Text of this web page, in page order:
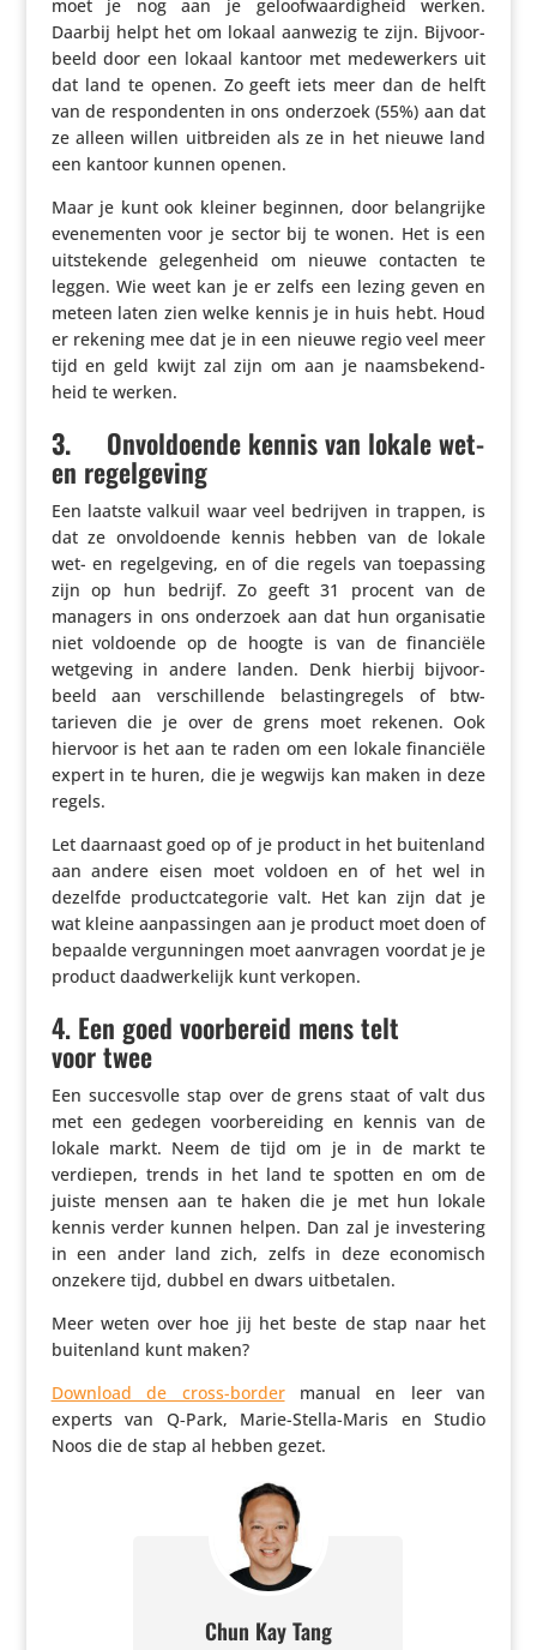
moet je nog aan je geloof­waar­dig­heid werken.
Daarbij helpt het om lokaal aanwezig te zijn. Bijvoor­
beeld door een lokaal kantoor met mede­wer­kers uit
dat land te openen. Zo geeft iets meer dan de helft
van de respon­denten in ons onderzoek (55%) aan dat
ze alleen willen uitbreiden als ze in het nieuwe land
een kantoor kunnen openen.
Maar je kunt ook kleiner beginnen, door belang­rijke
evene­menten voor je sector bij te wonen. Het is een
uitste­kende gele­gen­heid om nieuwe contacten te
leggen. Wie weet kan je er zelfs een lezing geven en
meteen laten zien welke kennis je in huis hebt. Houd
er rekening mee dat je in een nieuwe regio veel meer
tijd en geld kwijt zal zijn om aan je naams­be­kend­
heid te werken.
3.​ ​ ​ ​ Onvoldoende kennis van lokale wet-
en regelgeving
Een laatste valkuil waar veel bedrijven in trappen, is
dat ze onvol­doende kennis hebben van de lokale
wet- en regel­ge­ving, en of die regels van toepas­sing
zijn op hun bedrijf. Zo geeft 31 procent van de
managers in ons onderzoek aan dat hun orga­ni­satie
niet voldoende op de hoogte is van de finan­ciële
wetgeving in andere landen. Denk hierbij bijvoor­
beeld aan verschil­lende belas­ting­re­gels of btw-
tarieven die je over de grens moet rekenen. Ook
hiervoor is het aan te raden om een lokale finan­ciële
expert in te huren, die je wegwijs kan maken in deze
regels.
Let daarnaast goed op of je product in het buiten­land
aan andere eisen moet voldoen en of het wel in
dezelfde product­ca­te­gorie valt. Het kan zijn dat je
wat kleine aanpas­singen aan je product moet doen of
bepaalde vergun­ningen moet aanvragen voordat je je
product daad­wer­ke­lijk kunt verkopen.
4. Een goed voorbereid mens telt
voor twee
Een succes­volle stap over de grens staat of valt dus
met een gedegen voor­be­rei­ding en kennis van de
lokale markt. Neem de tijd om je in de markt te
verdiepen, trends in het land te spotten en om de
juiste mensen aan te haken die je met hun lokale
kennis verder kunnen helpen. Dan zal je inves­te­ring
in een ander land zich, zelfs in deze econo­misch
onzekere tijd, dubbel en dwars uitbetalen.
Meer weten over hoe jij het beste de stap naar het
buiten­land kunt maken?
Download de cross-bordermanual en leer van
experts van Q‑Park, Marie-Stella-Maris en Studio
Noos die de stap al hebben gezet.
Chun Kay Tang